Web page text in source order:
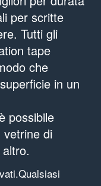
per scritte
Tutti gli
tape
che
in un
possibile
di